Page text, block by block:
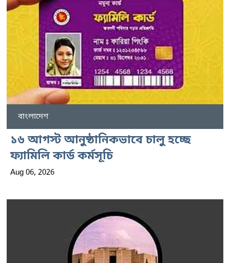
বাংলাদেশ
১৬ আগস্ট আনুষ্ঠানিকভাবে চালু হচ্ছে
ফ্যামিলি কার্ড কর্মসূচি
Aug 06, 2026